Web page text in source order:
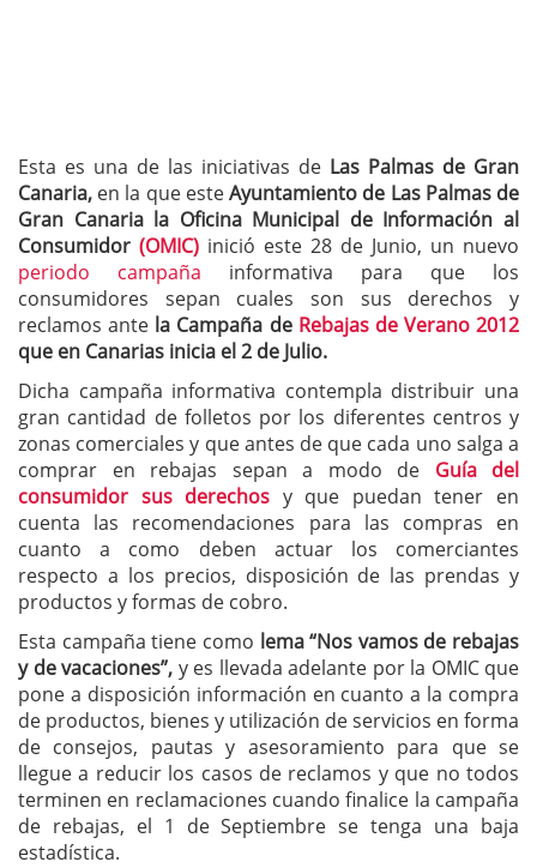
Esta es una de las iniciativas de Las Palmas de Gran
Canaria, en la que esteAyuntamiento de Las Palmas de
Gran Canaria la Oficina Municipal de Información al
Consumidor (OMIC) inició este 28 de Junio, un nuevo
periodo campaña informativa para que los
consumidores sepan cuales son sus derechos y
reclamos ante la Campaña de Rebajas de Verano 2012
que en Canarias inicia el 2 de Julio.
Dicha campaña informativa contempla distribuir una
gran cantidad de folletos por los diferentes centros y
zonas comerciales y que antes de que cada uno salga a
comprar en rebajas sepan a modo de Guía del
consumidor sus derechos y que puedan tener en
cuenta las recomendaciones para las compras en
cuanto a como deben actuar los comerciantes
respecto a los precios, disposición de las prendas y
productos y formas de cobro.
Esta campaña tiene como lema “Nos vamos de rebajas
y de vacaciones”, y es llevada adelante por la OMIC que
pone a disposición información en cuanto a la compra
de productos, bienes y utilización de servicios en forma
de consejos, pautas y asesoramiento para que se
llegue a reducir los casos de reclamos y que no todos
terminen en reclamaciones cuando finalice la campaña
de rebajas, el 1 de Septiembre se tenga una baja
estadística.